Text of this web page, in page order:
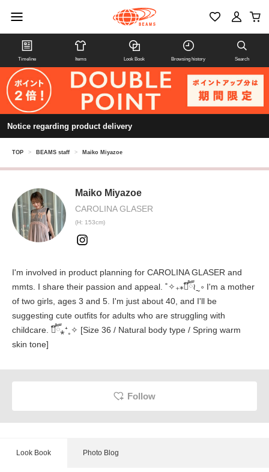
Timeline Items Look Book Browsing history Search
Notice regarding product delivery
TOP > BEAMS staff > Maiko Miyazoe
Maiko Miyazoe
CAROLINA GLASER
(H: 153cm)
I'm involved in product planning for CAROLINA GLASER and
mmts. I share their passion and appeal. ˚✧₊⁎❝᷀ົཽ≀ˍ̮ ༚ I'm a mother
of two girls, ages 3 and 5. I'm just about 40, and I'll be
suggesting cute outfits for adults who are struggling with
childcare. ❝᷀ົཽ⁎⁺˳✧ [Size 36 / Natural body type / Spring warm
skin tone]
Follow
Look Book Photo Blog